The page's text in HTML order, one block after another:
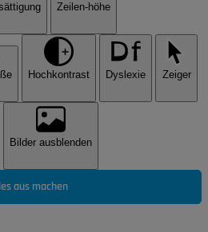
Zeilen-höhe
Hochkontrast Dyslexie Zeiger
Bilder ausblenden
aus machen